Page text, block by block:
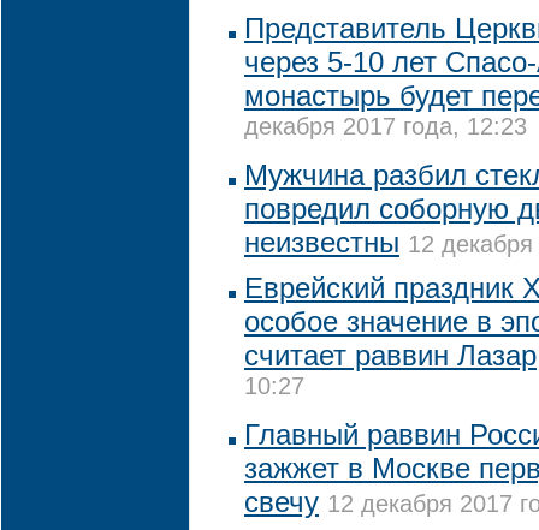
Представитель
через 5-10 лет
монастырь будет
декабря 2017 года, 12:23
Мужчина разбил
повредил соборную
неизвестны 12
Еврейский праздник
особое значение в
считает раввин Лазар
10:27
Главный раввин
зажжет в Москве
свечу 12 декабря 2017